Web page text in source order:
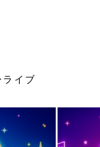
ライブ